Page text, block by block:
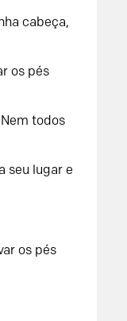
cabeça,
os pés
todos
seu lugar e
os pés